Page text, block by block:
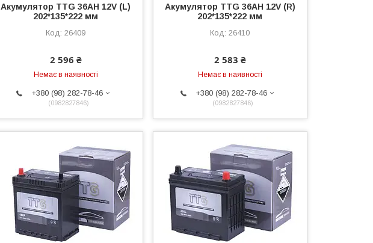
Акумулятор TTG 36AH 12V (L)
202*135*222 мм
26409
2 596 ₴
Немає в наявності
+380 (98) 282-78-46
0982827846
Акумулятор TTG 36AH 12V (R)
202*135*222 мм
26410
2 583 ₴
Немає в наявності
+380 (98) 282-78-46
0982827846